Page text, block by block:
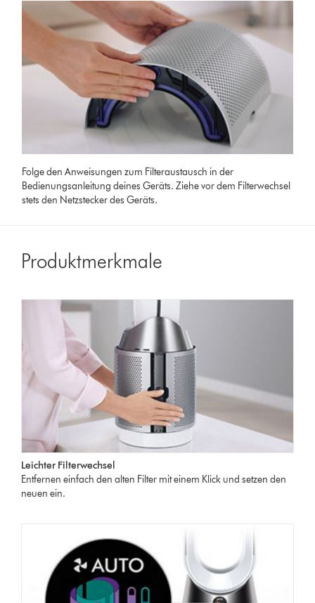
Folge den Anweisungen zum Filteraustausch in der
Bedienungsanleitung deines Geräts. Ziehe vor dem Filterwechsel
stets den Netzstecker des Geräts.
Produktmerkmale
Leichter Filterwechsel
Entfernen einfach den alten Filter mit einem Klick und setzen den
neuen ein.